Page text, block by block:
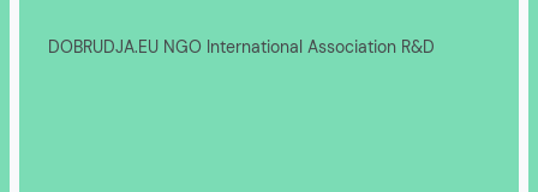
DOBRUDJA.EU NGO International Association R&D